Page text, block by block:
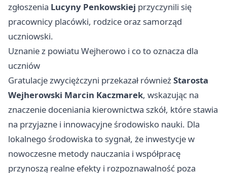
zgłoszenia Lucyny Penkowskiej przyczynili się
pracownicy placówki, rodzice oraz samorząd
uczniowski.
Uznanie z powiatu Wejherowo i co to oznacza dla
uczniów
Gratulacje zwyciężczyni przekazał równieżStarosta
Wejherowski Marcin Kaczmarek, wskazując na
znaczenie doceniania kierownictwa szkół, które stawia
na przyjazne i innowacyjne środowisko nauki. Dla
lokalnego środowiska to sygnał, że inwestycje w
nowoczesne metody nauczania i współpracę
przynoszą realne efekty i rozpoznawalność poza